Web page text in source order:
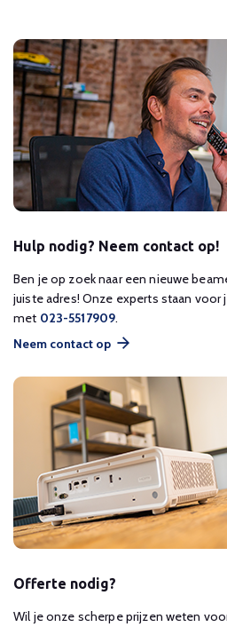
Hulp nodig? Neem contact op!
Ben je op zoek naar een nieuwe
juiste adres! Onze experts staan voor
met 023-5517909.
Neem contact op
Offerte nodig?
Wil je onze scherpe prijzen weten